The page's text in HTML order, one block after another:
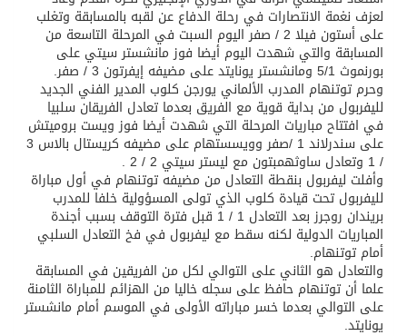
لعزف نغمة الانتصارات في رحلة الدفاع عن لقبه بالمسابقة وتغلب
على أستون فيلا 2 / صفر اليوم السبت في المرحلة التاسعة من
المسابقة والتي شهدت اليوم أيضا فوز مانشستر سيتي على
بورنموث 5/1 ومانشستر يونايتد على مضيفه إيفرتون 3 / صفر.
وحرم توتنهام المدرب الألماني يورجن كلوب المدير الفني الجديد
لليفربول من بداية قوية مع الفريق بعدما تعادل الفريقان سلبيا
في افتتاح مباريات المرحلة التي شهدت أيضا فوز ويست بروميتش
على سندرلاند 1 /صفر وويسستهام على مضيفه كريستال بالاس 3
/ 1 وتعادل ساوثهمبتون مع ليستر سيتي 2 / 2 .
وأفلت ليفربول بنقطة التعادل من مضيفه توتنهام في أول مباراة
لليفربول تحت قيادة كلوب الذي تولى المسؤولية خلفا للمدرب
بريندان روجرز بعد التعادل 1 / 1 قبل فترة التوقف بسبب أجندة
المباريات الدولية لكنه سقط مع ليفربول في فخ التعادل السلبي
أمام توتنهام.
والتعادل هو الثاني على التوالي لكل من الفريقين في المسابقة
علما أن توتنهام حافظ على سجله خاليا من الهزائم للمباراة الثامنة
على التوالي بعدما خسر مباراته الأولى في الموسم أمام مانشستر
يونايتد.